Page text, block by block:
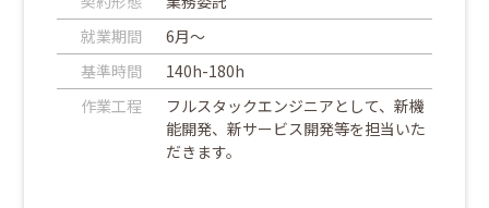
就業期間
6月～
基準時間
140h-180h
作業工程
フルスタックエンジニアとして、新機
能開発、新サービス開発等を担当いた
だきます。